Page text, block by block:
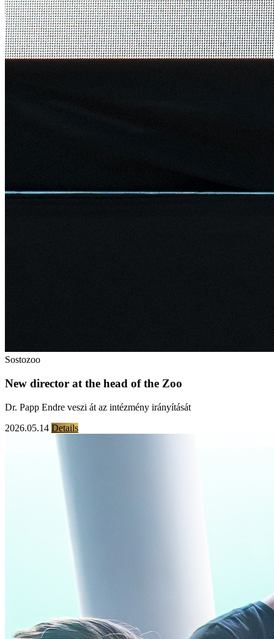
Sostozoo
New director at the head of the Zoo
Dr. Papp Endre veszi át az intézmény irányítását
2026.05.14 Details